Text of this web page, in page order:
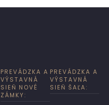
PREVÁDZKA A
VÝSTAVNÁ
SIEŇ NOVÉ
ZÁMKY:
PREVÁDZKA A
VÝSTAVNÁ
SIEŇ ŠAĽA: